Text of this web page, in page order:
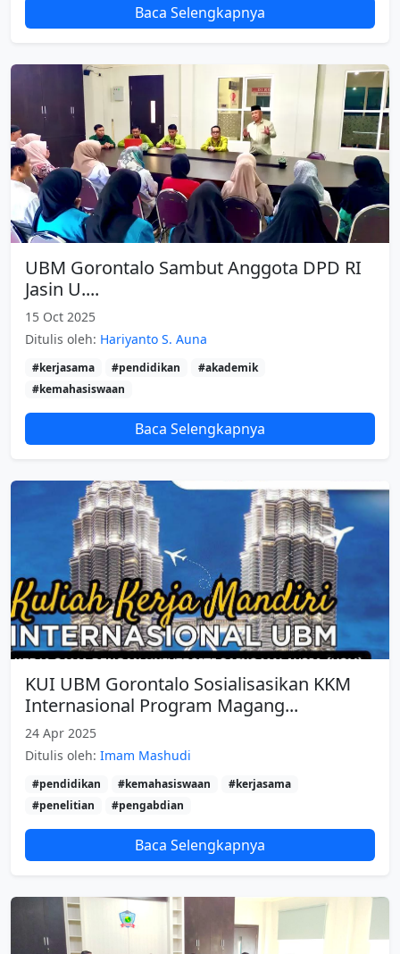
Baca Selengkapnya
UBM Gorontalo Sambut Anggota DPD RI
Jasin U....
15 Oct 2025
Ditulis oleh: Hariyanto S. Auna
#kerjasama #pendidikan
#akademik
#kemahasiswaan
Baca Selengkapnya
KUI UBM Gorontalo Sosialisasikan KKM
Internasional Program Magang...
24 Apr 2025
Ditulis oleh: Imam Mashudi
#pendidikan #kemahasiswaan
#kerjasama
#penelitian
#pengabdian
Baca Selengkapnya